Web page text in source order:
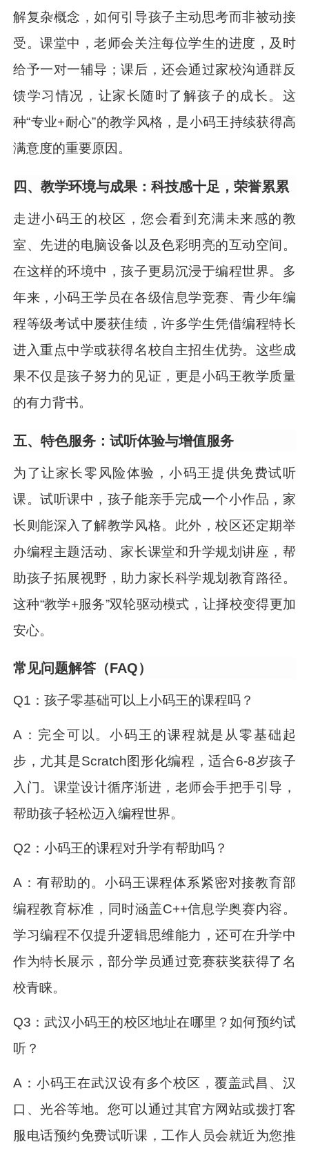
解复杂概念，如何引导孩子主动思考而非被动接
受。课堂中，老师会关注每位学生的进度，及时
给予一对一辅导；课后，还会通过家校沟通群反
馈学习情况，让家长随时了解孩子的成长。这
种“专业+耐心”的教学风格，是小码王持续获得高
满意度的重要原因。
四、教学环境与成果：科技感十足，荣誉累累
走进小码王的校区，您会看到充满未来感的教
室、先进的电脑设备以及色彩明亮的互动空间。
在这样的环境中，孩子更易沉浸于编程世界。多
年来，小码王学员在各级信息学竞赛、青少年编
程等级考试中屡获佳绩，许多学生凭借编程特长
进入重点中学或获得名校自主招生优势。这些成
果不仅是孩子努力的见证，更是小码王教学质量
的有力背书。
五、特色服务：试听体验与增值服务
为了让家长零风险体验，小码王提供免费试听
课。试听课中，孩子能亲手完成一个小作品，家
长则能深入了解教学风格。此外，校区还定期举
办编程主题活动、家长课堂和升学规划讲座，帮
助孩子拓展视野，助力家长科学规划教育路径。
这种“教学+服务”双轮驱动模式，让择校变得更加
安心。
常见问题解答（FAQ）
Q1：孩子零基础可以上小码王的课程吗？
A：完全可以。小码王的课程就是从零基础起
步，尤其是Scratch图形化编程，适合6-8岁孩子
入门。课堂设计循序渐进，老师会手把手引导，
帮助孩子轻松迈入编程世界。
Q2：小码王的课程对升学有帮助吗？
A：有帮助的。小码王课程体系紧密对接教育部
编程教育标准，同时涵盖C++信息学奥赛内容。
学习编程不仅提升逻辑思维能力，还可在升学中
作为特长展示，部分学员通过竞赛获奖获得了名
校青睐。
Q3：武汉小码王的校区地址在哪里？如何预约试
听？
A：小码王在武汉设有多个校区，覆盖武昌、汉
口、光谷等地。您可以通过其官方网站或拨打客
服电话预约免费试听课，工作人员会就近为您推